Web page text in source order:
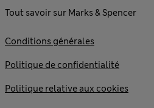
Tout savoir sur Marks & Spencer
Conditions générales
Politique de confidentialité
Politique relative aux cookies